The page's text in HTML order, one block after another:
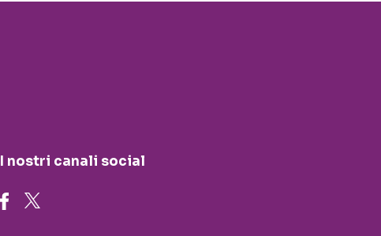
I nostri canali social